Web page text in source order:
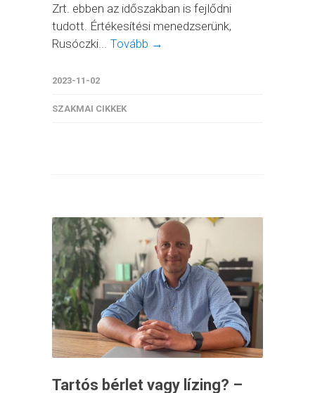
Zrt. ebben az időszakban is fejlődni
tudott. Értékesítési menedzserünk,
Rusóczki... Tovább →
2023-11-02
SZAKMAI CIKKEK
Tartós bérlet vagy lízing? –